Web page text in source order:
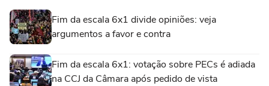
Fim da escala 6x1 divide opiniões: veja
argumentos a favor e contra
Fim da escala 6x1: votação sobre PECs é adiada
na CCJ da Câmara após pedido de vista